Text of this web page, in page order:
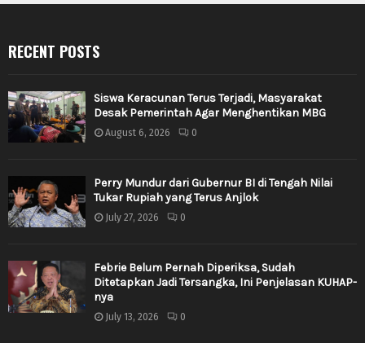
RECENT POSTS
Siswa Keracunan Terus Terjadi, Masyarakat
Desak Pemerintah Agar Menghentikan MBG
August 6, 2026 0
Perry Mundur dari Gubernur BI di Tengah Nilai
Tukar Rupiah yang Terus Anjlok
July 27, 2026 0
Febrie Belum Pernah Diperiksa, Sudah
Ditetapkan Jadi Tersangka, Ini Penjelasan KUHAP-
nya
July 13, 2026 0